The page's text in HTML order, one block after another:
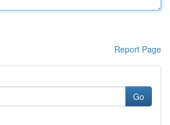
Report Page
Go